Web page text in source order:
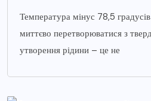
Температура мінус 78,5 градусів
миттєво перетворюватися з
утворення рідини – це не